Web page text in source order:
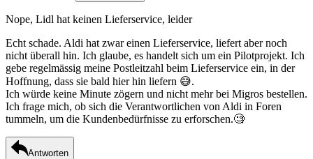
Nope, Lidl hat keinen Lieferservice, leider
Echt schade. Aldi hat zwar einen Lieferservice, liefert aber noch
nicht überall hin. Ich glaube, es handelt sich um ein Pilotprojekt. Ich
gebe regelmässig meine Postleitzahl beim Lieferservice ein, in der
Hoffnung, dass sie bald hier hin liefern 😅.
Ich würde keine Minute zögern und nicht mehr bei Migros bestellen.
Ich frage mich, ob sich die Verantwortlichen von Aldi in Foren
tummeln, um die Kundenbedürfnisse zu erforschen.🧐
Antworten